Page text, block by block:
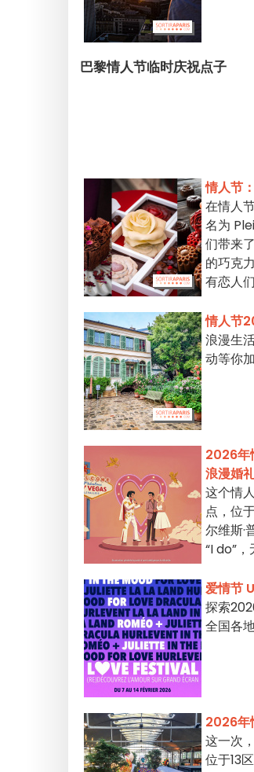
巴黎情人节临时庆祝点子
情人节
在情人
名为
们带来
的巧克
有恋人
情人节
浪漫生
动等你
2026年
浪漫婚
这个情
点，位
尔维斯·
“I do”
爱情节
探索
全国各
2026年
这一次
位于13